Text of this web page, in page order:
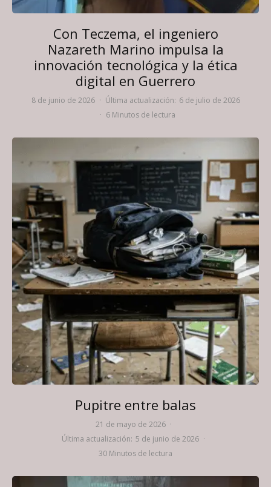
Con Teczema, el ingeniero
Nazareth Marino impulsa la
innovación tecnológica y la ética
digital en Guerrero
8 de junio de 2026 · Última actualización: 6 de julio de 2026
· 6 Minutos de lectura
Pupitre entre balas
21 de mayo de 2026 ·
Última actualización: 5 de junio de 2026 ·
30 Minutos de lectura